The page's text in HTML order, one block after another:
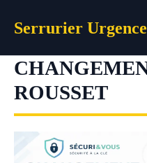
Serrurier
ROUSSET